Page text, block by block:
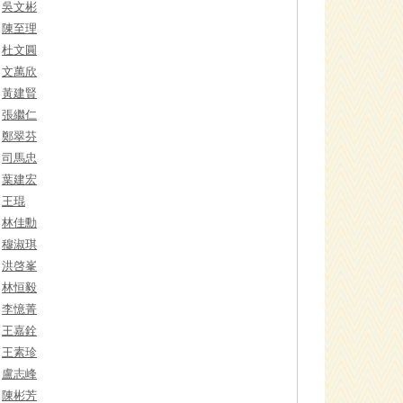
吳文彬
陳至理
杜文圓
文萬欣
黃建賢
張繼仁
鄭翠芬
司馬忠
葉建宏
王琨
林佳勳
穆淑琪
洪啓峯
林恒毅
李憶菁
王嘉銓
王素珍
盧志峰
陳彬芳